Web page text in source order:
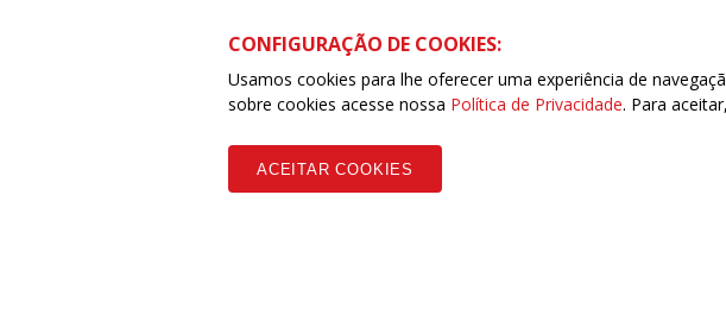
Rua Visconde de Ouro Preto – 413 – Centro – CEP: 88020-040 –
CONFIGURAÇÃO DE COOKIES:
Usamos cookies para lhe oferecer uma experiência de
sobre cookies acesse nossa Política de Privacidade. Para
ACEITAR COOKIES